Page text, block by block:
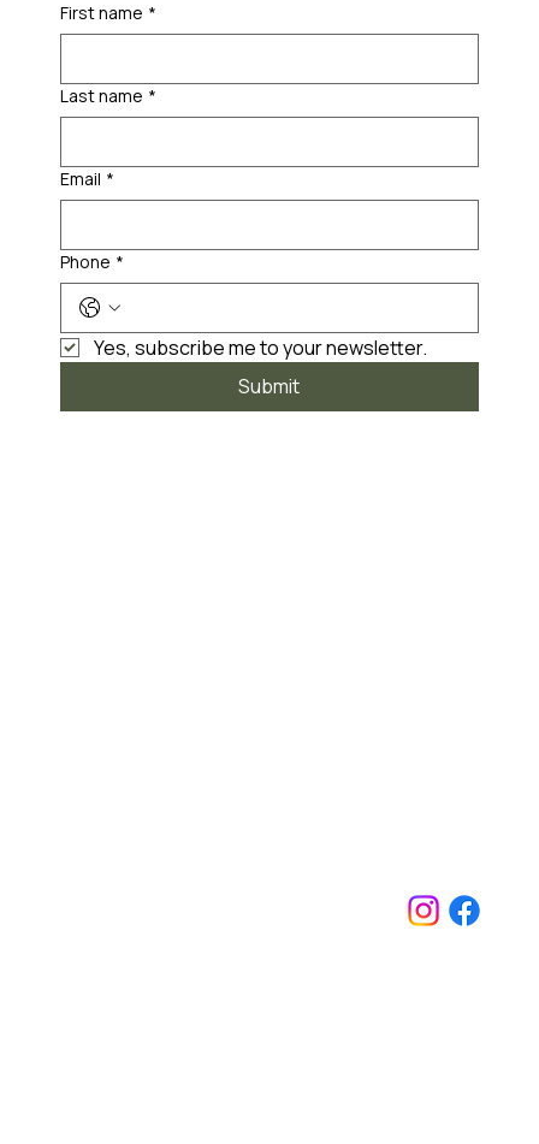
First name *
Last name *
Email *
Phone *
Yes, subscribe me to your newsletter.
Submit